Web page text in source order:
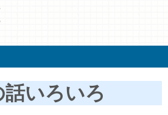
いろいろ